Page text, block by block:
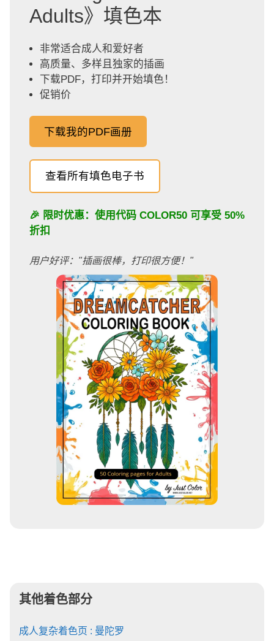
Adults》填色本
非常适合成人和爱好者
高质量、多样且独家的插画
下载PDF，打印并开始填色！
促销价
下载我的PDF画册
查看所有填色电子书
🎉 限时优惠：使用代码 COLOR50 可享受 50%
折扣
用户好评："插画很棒，打印很方便！"
其他着色部分
成人复杂着色页 : 曼陀罗